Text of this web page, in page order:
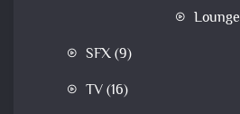
Lounge
SFX(9)
TV(16)